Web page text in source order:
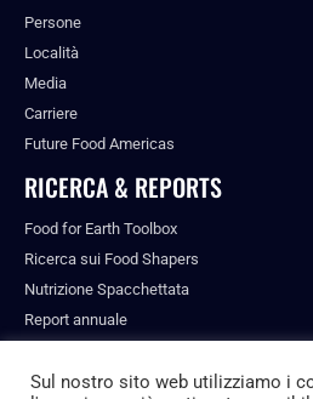
Persone
Località
Media
Carriere
Future Food Americas
RICERCA & REPORTS
Food for Earth Toolbox
Ricerca sui Food Shapers
Nutrizione Spacchettata
Report annuale
Sul nostro sito web utilizziamo i